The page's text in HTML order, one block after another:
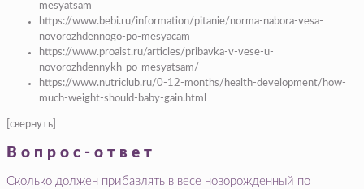
mesyatsam
https://www.bebi.ru/information/pitanie/norma-nabora-vesa-
novorozhdennogo-po-mesyacam
https://www.proaist.ru/articles/pribavka-v-vese-u-
novorozhdennykh-po-mesyatsam/
https://www.nutriclub.ru/0-12-months/health-development/how-
much-weight-should-baby-gain.html
[свернуть]
Вопрос-ответ
Сколько должен прибавлять в весе новорожденный по